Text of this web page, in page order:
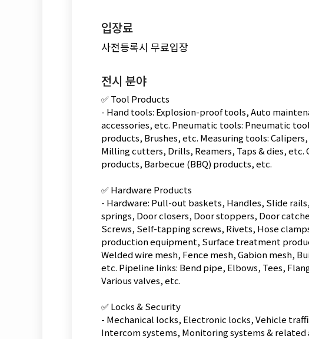
입장료
사전등록시 무료입장
전시 분야
✅ Tool Products
- Hand tools: Explosion-proof tools, Auto
accessories, etc. Pneumatic tools: Pneumatic
products, Brushes, etc. Measuring tools:
Milling cutters, Drills, Reamers, Taps & dies, etc.
products, Barbecue (BBQ) products, etc.
✅ Hardware Products
- Hardware: Pull-out baskets, Handles, Slide
springs, Door closers, Door stoppers, Door
Screws, Self-tapping screws, Rivets, Hose
production equipment, Surface treatment
Welded wire mesh, Fence mesh, Gabion mesh,
etc. Pipeline links: Bend pipe, Elbows, Tees,
Various valves, etc.
✅ Locks & Security
- Mechanical locks, Electronic locks, Vehicle
Intercom systems, Monitoring systems &